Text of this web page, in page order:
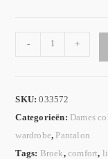
- +
SKU:033572
Categorieën: Dames
wardrobe, Pantalon
Tags: Broek,comfort,